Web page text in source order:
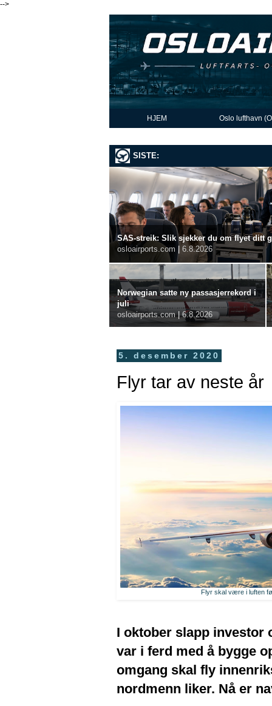
-->
HJEM Oslo lufthavn
SISTE:
SAS-streik: Slik sjekker du om flyet ditt
osloairports.com | 6.8.2026
Norwegian satte ny passasjerrekord i
juli
osloairports.com | 6.8.2026
5. desember 2020
Flyr tar av neste år
Flyr skal være i luften
I oktober slapp investor
var i ferd med å bygge
omgang skal fly
nordmenn liker. Nå er